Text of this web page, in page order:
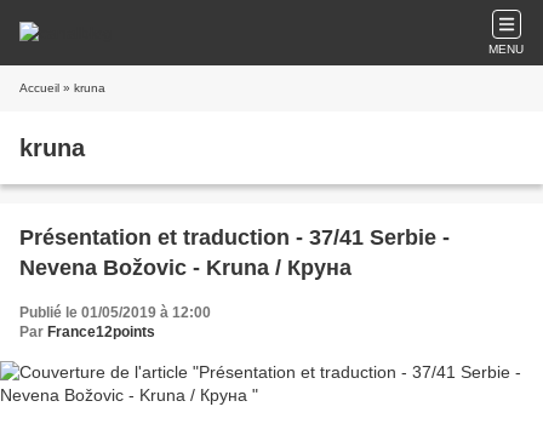
MENU
Accueil » kruna
kruna
Présentation et traduction - 37/41 Serbie -
Nevena Božovic - Kruna / Круна
Publié le 01/05/2019 à 12:00
Par France12points